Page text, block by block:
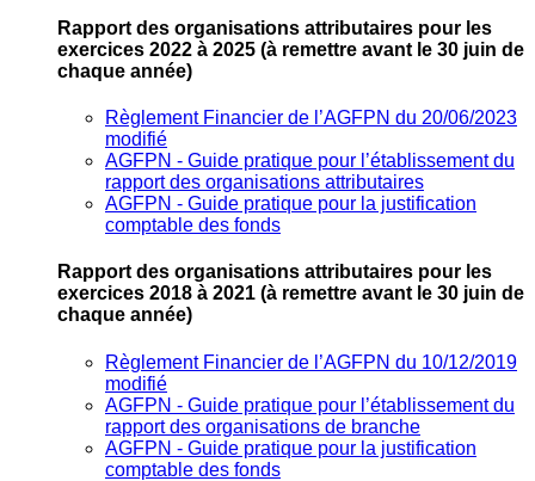
Rapport des organisations attributaires pour les
exercices 2022 à 2025 (à remettre avant le 30 juin de
chaque année)
Règlement Financier de l’AGFPN du 20/06/2023
modifié
AGFPN ‐ Guide pratique pour l’établissement du
rapport des organisations attributaires
AGFPN ‐ Guide pratique pour la justification
comptable des fonds
Rapport des organisations attributaires pour les
exercices 2018 à 2021 (à remettre avant le 30 juin de
chaque année)
Règlement Financier de l’AGFPN du 10/12/2019
modifié
AGFPN ‐ Guide pratique pour l’établissement du
rapport des organisations de branche
AGFPN ‐ Guide pratique pour la justification
comptable des fonds